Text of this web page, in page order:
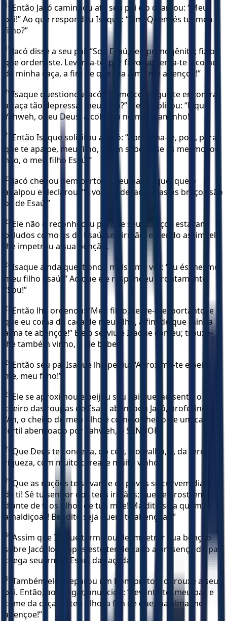
18 Então Jacó caminhou até seu pai e o chamou: “Meu
pai!” Ao que respondeu Isaque: “Sim! Quem és tu, meu
filho?”
19 Jacó disse a seu pai: “Sou Esaú, teu primogênito; fiz o
que ordenaste. Levanta-te, por favor, assenta-te e come
da minha caça, a fim de que tua alma me abençoe!”
20 Isaque questionou Jacó: “Como conseguiste encontrar
a caça tão depressa, meu filho?” E ele replicou: “É que
Yahweh, o teu Deus, a colocou no meu caminho!”
21
Então Isaque solicitou a Jacó: “Aproxima-te, pois, para
que te apalpe, meu filho, assim saberei se és mesmo, ou
não, o meu filho Esaú!”
22 Jacó chegou bem perto de seu pai Isaque, que o
apalpou e declarou: “A voz é a de Jacó, mas os braços são
os de Esaú!”
23 Ele não o reconheceu porque seus braços estavam
peludos como os de Esaú, seu irmão, e, sendo assim, ele
lhe impetrou a sua bênção.
24 Isaque ainda questionou mais uma vez: “Tu és mesmo
meu filho Esaú?” Ao que ele respondeu prontamente:
“Sou!”
25 Então lhe ordenou: “Meu filho, serve-me, portanto, e
que eu coma da caça de meu filho, a fim de que minha
alma te abençoe!” Ele o serviu e Isaque comeu; trouxe-
lhe também vinho, e ele bebeu.
26 Então seu pai Isaque lhe pediu: “Aproxima-te e beija-
me, meu filho!”
27 Ele se aproximou e beijou seu pai que, ao sentir o
cheiro das roupas de Esaú, abençoou Jacó, proferindo:
“Ah, o cheiro de meu filho é como o cheiro de um campo
fértil abençoado por Yahweh, o SENHOR!
28 Que Deus te conceda, do céu, o orvalho, e, da terra, a
riqueza, com muito cereal e muito vinho.
29 Que as nações te sirvam e os povos se curvem diante
de ti! Sê tu senhor dos teus irmãos; que se prostrem
diante de ti os filhos de tua mãe! Maldito seja quem te
amaldiçoar! Bendito seja quem te abençoar!”
30 Assim que Isaque terminou de impetrar sua bênção
sobre Jacó, logo após este ter deixado a presença do pai,
chega seu irmão Esaú, da caçada.
31
Também ele preparou um bom prato e o trouxe a seu
pai. Então, ao chegar, anunciou: “Levanta-te, meu pai, e
come da caça de teu filho, a fim de que tua alma me
abençoe!”